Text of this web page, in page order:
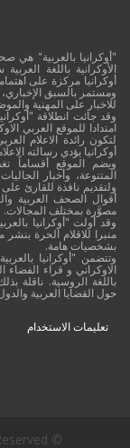
"أوكرانيا بالعربية" هي
الأوكرانية باللغة
أوكرانيا مركزة على
ومستمر بالسبق
للاخبار على المهنية
لتكون رائدة الاعلام
أوكرانيا يؤدي رسالته
ويضم الموقع أقساماً
المتنوعة، وأخبار
ولتقديم نافذة للقارئ
أقوال الصحف العربية
مصوَّرة بمختلف المجالات.
وقد أولت "أوكرانيا
منبرا للاقلام الحرة
بشخصيات هامة.
وتتضمن "أوكرانيا
الاوكراني و قراء الفضاء
باللغة الروسية. ناقلة
حول القضايا العربية
تعليمات الاستخدام
© Ukraine in Arabic, 2018. All Rights Reserved.